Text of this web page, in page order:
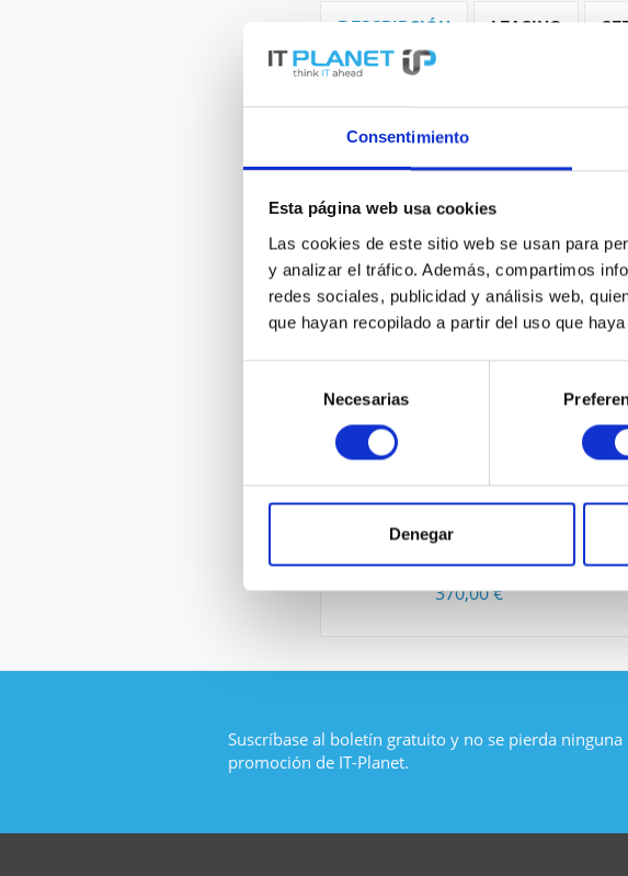
Consentimiento
Esta página web usa cookies
Las cookies de este sitio web se usan para
y analizar el tráfico. Además, compartimos
redes sociales, publicidad y análisis web,
que hayan recopilado a partir del uso que
consentimiento
Necesarias
Denegar
DESCRIPCIÓN LEASING
C3925-VSEC/K9 | Cisco 3925.
WAN Port: Ethernet (RJ-45).
Protokoll: BGP,EIGRP,IS-IS,OSPF,
PIM SM, PIM SSM, DVMRP, IPv4-
OTROS CLIENTES TAMBIÉN
CISCO WS-X6066-SLB-APC
370,00 €
Suscríbase al boletín gratuito y no se pierda
promoción de IT-Planet.